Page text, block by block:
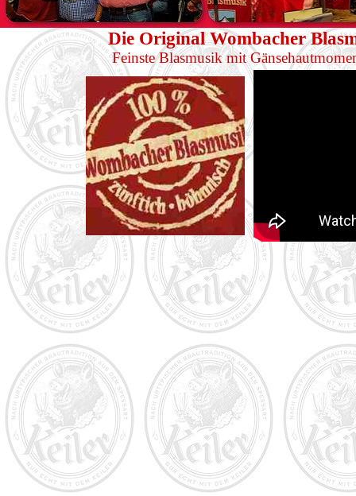
Die Original Wombacher
Feinste Blasmusik mit